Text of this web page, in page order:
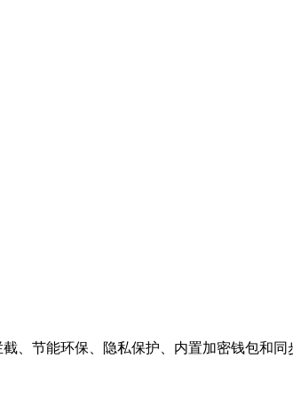
、节能环保、隐私保护、内置加密钱包和